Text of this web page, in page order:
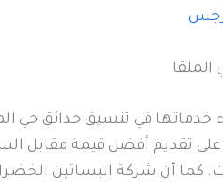
خدماتها في تنسيق حدائق حي
تقديم أفضل قيمة مقابل
كما أن شركة البساتين